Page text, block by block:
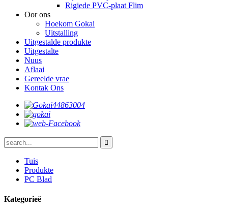
Rigiede PVC-plaat Flim
Oor ons
Hoekom Gokai
Uitstalling
Uitgestalde produkte
Uitgestalte
Nuus
Aflaai
Gereelde vrae
Kontak Ons
Tuis
Produkte
PC Blad
Kategorieë